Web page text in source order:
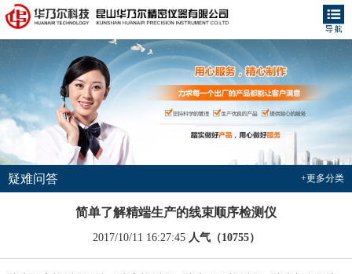
疑难问答 +更多分类
简单了解精端生产的线束顺序检测仪
2017/10/11 16:27:45 人气（10755）